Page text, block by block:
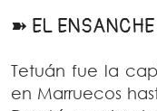
➽ EL
Tetuán fue la
en Marruecos